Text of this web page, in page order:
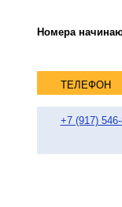
Номера
ТЕЛЕФОН
+7 (917)